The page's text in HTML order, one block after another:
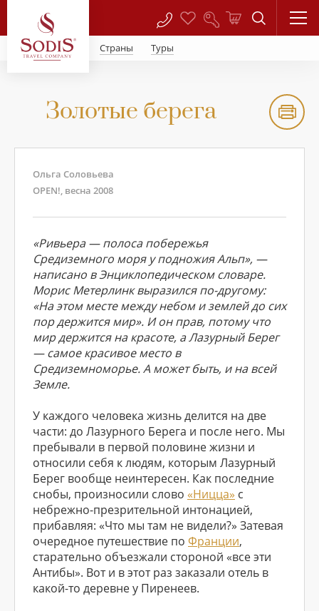
Страны Туры
Золотые берега
Ольга Соловьева
OPEN!, весна 2008
«Ривьера — полоса побережья
Средиземного моря у подножия Альп», —
написано в Энциклопедическом словаре.
Морис Метерлинк выразился по-другому:
«На этом месте между небом и землей до сих
пор держится мир». И он прав, потому что
мир держится на красоте, а Лазурный Берег
— самое красивое место в
Средиземноморье. А может быть, и на всей
Земле.
У каждого человека жизнь делится на две
части: до Лазурного Берега и после него. Мы
пребывали в первой половине жизни и
относили себя к людям, которым Лазурный
Берег вообще неинтересен. Как последние
снобы, произносили слово «Ницца» с
небрежно-презрительной интонацией,
прибавляя: «Что мы там не видели?» Затевая
очередное путешествие по Франции,
старательно объезжали стороной «все эти
Антибы». Вот и в этот раз заказали отель в
какой-то деревне у Пиренеев.